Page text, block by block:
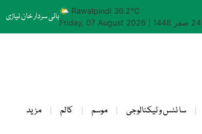
بانی سردار خان نیازی🌤 Rawalpindi 30.2°C
Friday, 07 August 2026
سا ئنس و ٹیکنالوجی موسم کالم مزید